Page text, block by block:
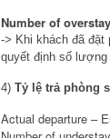
Number of
-> Khi khách đã
quyết định số lượng
4) Tỷ lệ trả phòng
Actual departure –